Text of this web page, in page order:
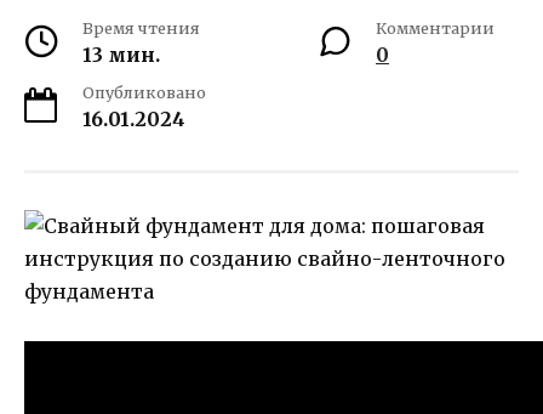
Время чтения
13 мин.
Комментарии
0
Опубликовано
16.01.2024